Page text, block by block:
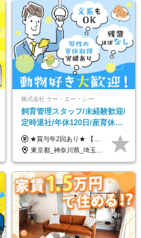
株式会社 ケー・エー・シー
飼育管理スタッフ/未経験歓迎/
定時退社/年休120日/産育休実
績あり/連休取得OK/賞与年2
回/急募求人
★賞与年2回あり★ 【未経験の方】月給20万7,750円～＋賞与年2回＋残業代全額支給＋交通費支給 【生物系大卒の方】月給21万3,750円～＋賞与年2回＋残業代全額支給＋交通費支給 ★手当が充実★ ・資格手当（実験動物技術者2級：月3,000円、1級：月7,000円） ・家族手当 ・住宅費用補助（転居を伴う転勤の場合：最大5年間支給） ・残業代全額支給 ※入社5年目程度で賞与4.6ヶ月分の支給実績あり ※月給の金額は、能力やスキルを考慮して決定します ※試用期間6ヶ月あり（雇用形態・給与・待遇に差異なし）
東京都_神奈川県_埼玉県_大阪府_愛知県_茨城県_三重県_京都府_佐賀県